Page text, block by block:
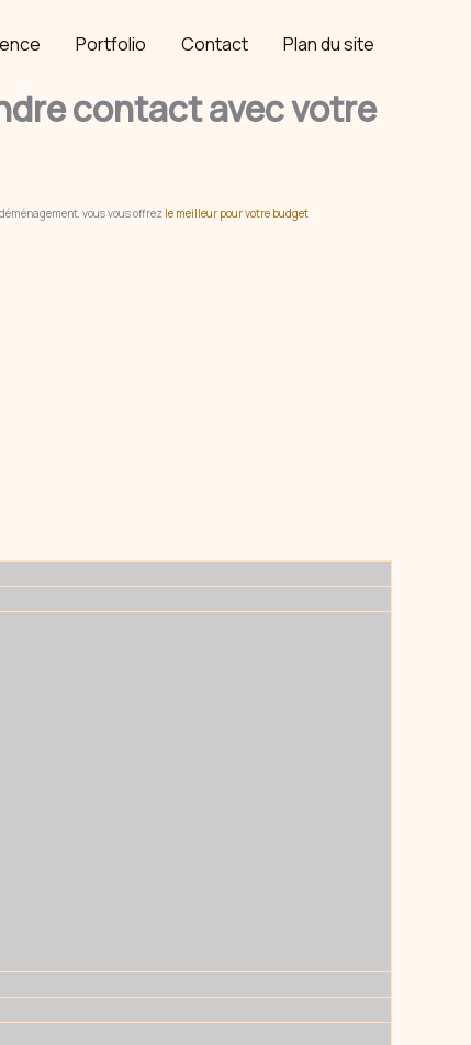
Portfolio Contact Plan du site
contact avec votre
vous vous offrez le meilleur pour votre budget